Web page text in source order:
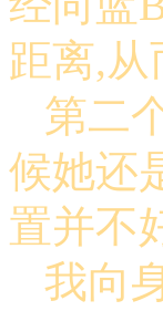
距离,
第二
候她还
置并不
我向